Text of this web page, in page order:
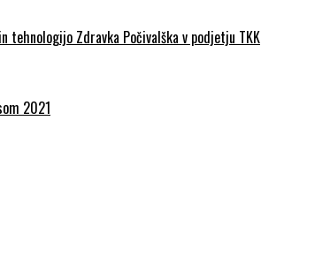
tehnologijo Zdravka Počivalška v podjetju TKK
2021